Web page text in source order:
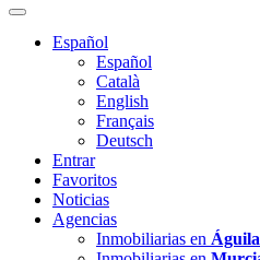
Español
Español
Català
English
Français
Deutsch
Entrar
Favoritos
Noticias
Agencias
Inmobiliarias en